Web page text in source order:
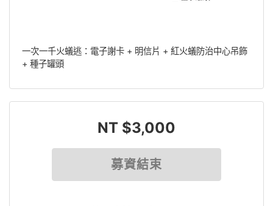
一次一千火蟻逃：電子謝卡 + 明信片 + 紅火蟻防治中心吊飾
+ 種子罐頭
NT $3,000
募資結束